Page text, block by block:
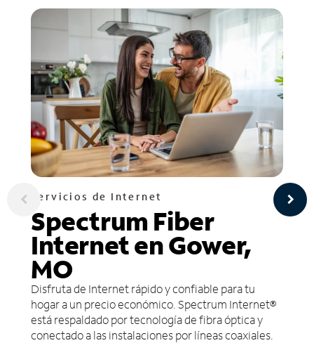
Servicios de Internet
Spectrum Fiber
Internet en Gower,
MO
Disfruta de Internet rápido y confiable para tu
hogar a un precio económico. Spectrum Internet®
está respaldado por tecnología de fibra óptica y
conectado a las instalaciones por líneas coaxiales.